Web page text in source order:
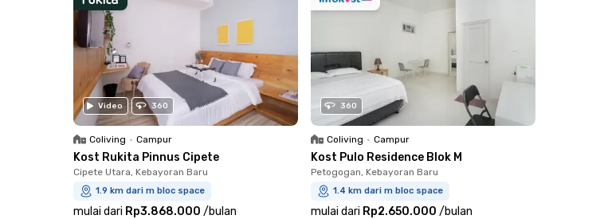
Video 360
Coliving • Campur
Kost Rukita Pinnus Cipete
Cipete Utara, Kebayoran Baru
1.9 km dari m bloc space
mulai dari Rp3.868.000 /bulan
360
Coliving • Campur
Kost Pulo Residence Blok M
Petogogan, Kebayoran Baru
1.4 km dari m bloc space
mulai dari Rp2.650.000 /bulan